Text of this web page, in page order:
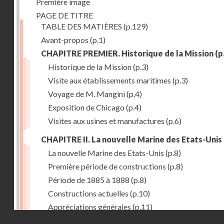
PAGE DE TITRE
TABLE DES MATIÈRES (p.129)
Avant-propos (p.1)
CHAPITRE PREMIER. Historique de la Mission
Historique de la Mission(p.3)
Visite aux établissements maritimes (p.3)
Voyage de M. Mangini(p.4)
Exposition de Chicago (p.4)
Visites aux usines et manufactures (p.6)
CHAPITRE II. La nouvelle Marine des Etats-Unis
La nouvelle Marine des Etats-Unis (p.8)
Première période de constructions (p.8)
Période de 1885 à 1888 (p.8)
Constructions actuelles (p.10)
Appréciations générales (p.11)